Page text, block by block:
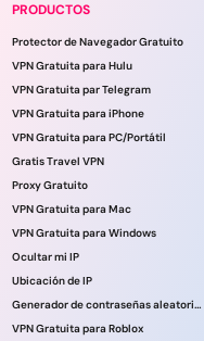
PRODUCTOS
Protector de Navegador Gratuito
VPN Gratuita para Hulu
VPN Gratuita par Telegram
VPN Gratuita para iPhone
VPN Gratuita para PC/Portátil
Gratis Travel VPN
Proxy Gratuito
VPN Gratuita para Mac
VPN Gratuita para Windows
Ocultar mi IP
Ubicación de IP
Generador de contraseñas aleatorias
VPN Gratuita para Roblox